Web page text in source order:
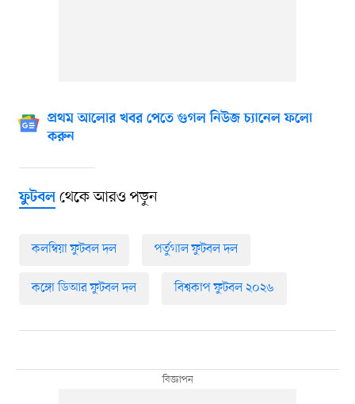
প্রথম আলোর খবর পেতে গুগল নিউজ চ্যানেল ফলো
করুন
ফুটবলথেকে আরও পড়ুন
কলম্বিয়া ফুটবল দল পর্তুগাল ফুটবল দল
কঙ্গো ডিআর ফুটবল দল বিশ্বকাপ ফুটবল ২০২৬